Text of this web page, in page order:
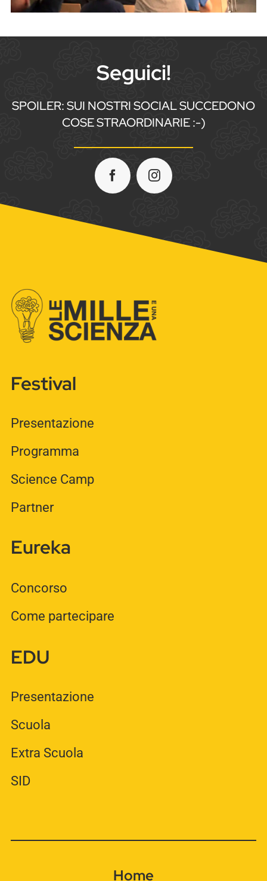
Seguici!
SPOILER: SUI NOSTRI SOCIAL SUCCEDONO
COSE STRAORDINARIE :-)
Festival
Presentazione
Programma
Science Camp
Partner
Eureka
Concorso
Come partecipare
EDU
Presentazione
Scuola
Extra Scuola
SID
Home